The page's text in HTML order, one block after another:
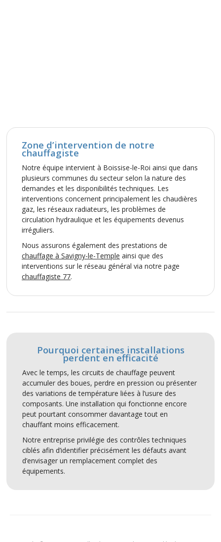
Zone d’intervention de notre
chauffagiste
Notre équipe intervient à Boissise-le-Roi ainsi que dans
plusieurs communes du secteur selon la nature des
demandes et les disponibilités techniques. Les
interventions concernent principalement les chaudières
gaz, les réseaux radiateurs, les problèmes de
circulation hydraulique et les équipements devenus
irréguliers.
Nous assurons également des prestations de
chauffage à Savigny-le-Temple ainsi que des
interventions sur le réseau général via notre page
chauffagiste 77.
Pourquoi certaines installations
perdent en efficacité
Avec le temps, les circuits de chauffage peuvent
accumuler des boues, perdre en pression ou présenter
des variations de température liées à l’usure des
composants. Une installation qui fonctionne encore
peut pourtant consommer davantage tout en
chauffant moins efficacement.
Notre entreprise privilégie des contrôles techniques
ciblés afin d’identifier précisément les défauts avant
d’envisager un remplacement complet des
équipements.